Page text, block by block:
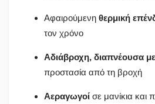
Αφαιρούμενη θερμική
τον χρόνο
Αδιάβροχη, διαπνέουσα
προστασία από τη βροχή
Αεραγωγοί σε μανίκια και